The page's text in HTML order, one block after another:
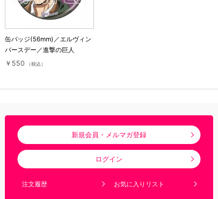
缶バッジ(56mm)／エルヴィン
バースデー／進撃の巨人
￥550 （税込）
新規会員・メルマガ登録
ログイン
注文履歴 お気に入りリスト